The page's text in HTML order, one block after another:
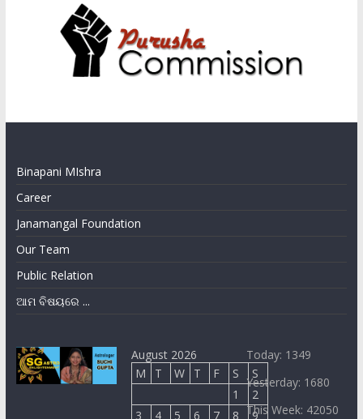
Binapani MIshra
Career
Janamangal Foundation
Our Team
Public Relation
ଆମ ବିଷୟରେ ...
August 2026
M
T W T F S
S
1
2
3
4 5 6 7 8
9
Today: 1349
Yesterday: 1680
This Week: 42050